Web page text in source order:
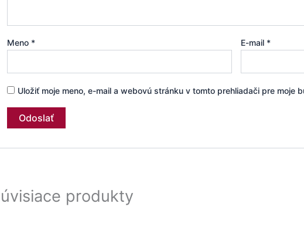
Meno * E-mail *
Uložiť moje meno, e-mail a webovú stránku v tomto prehliadači pre moje
produkty